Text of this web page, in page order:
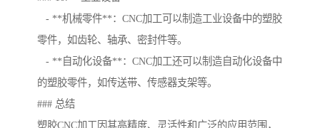
- **机械零件**：CNC加工可以制造工业设备中的塑胶
零件，如齿轮、轴承、密封件等。
- **自动化设备**：CNC加工还可以制造自动化设备中
的塑胶零件，如传送带、传感器支架等。
### 总结
塑胶CNC加工因其高精度、灵活性和广泛的应用范围，